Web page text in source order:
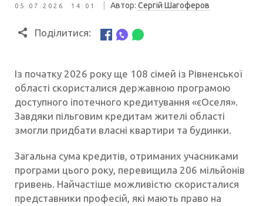
05.07.2026 14:01 Автор: Сергій Шагоферов
Поділитися:
Із початку 2026 року ще 108 сімей із Рівненської
області скористалися державною програмою
доступного іпотечного кредитування «єОселя».
Завдяки пільговим кредитам жителі області
змогли придбати власні квартири та будинки.
Загальна сума кредитів, отриманих учасниками
програми цього року, перевищила 206 мільйонів
гривень. Найчастіше можливістю скористалися
представники професій, які мають право на